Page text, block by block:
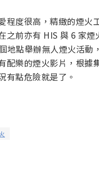
程度很高，精緻的煙火
之前亦有 HIS 與 6 家煙
地點舉辦無人煙火活
配樂的煙火影片，根據
有點危險就是了。